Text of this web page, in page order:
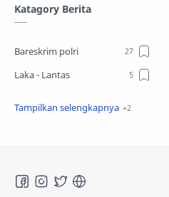
Katagory Berita
Bareskrim polri
Laka - Lantas